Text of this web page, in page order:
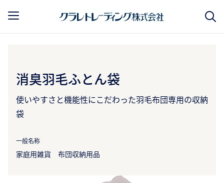
消臭羽毛ふとん袋
使いやすさと機能性にこだわった羽毛布団専用の収納
袋
一般名称
家庭用雑貨 布団収納用品